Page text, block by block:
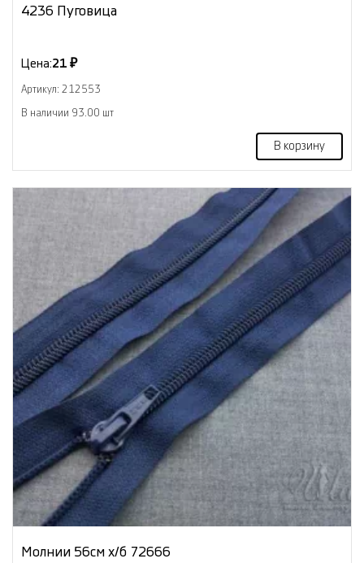
4236 Пуговица
Цена:21 ₽
Артикул: 212553
В наличии 93.00 шт
В корзину
Молнии 56см х/б 72666